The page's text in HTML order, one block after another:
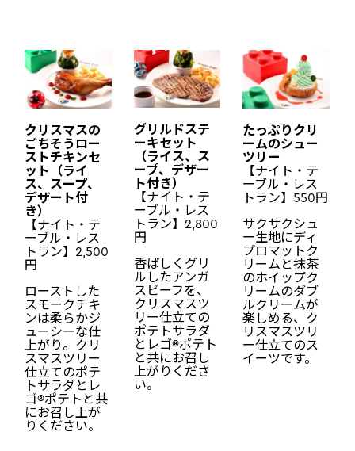
クリスマスの
ごちそうロー
ストチキンセ
ット（ライ
ス、スープ、
デザート付
き）
【ナイト・テ
ーブル・レス
トラン】2,500
円
ローストした
スモークチキ
ンは柔らかジ
ューシーな仕
上がり。クリ
スマスツリー
仕立てのポテ
トサラダとレ
ゴ®ポテトと共
にお召し上が
りください。
グリルドステ
ーキセット
（ライス、ス
ープ、デザー
ト付き）
【ナイト・テ
ーブル・レス
トラン】2,800
円
香ばしくグリ
ルしたアンガ
スビーフを、
クリスマスツ
リー仕立ての
ポテトサラダ
とレゴ®ポテト
と共にお召し
上がりくださ
い。
たっぷりクリ
ームのシュー
ツリー
【ナイト・テ
ーブル・レス
トラン】550円
サクサクシュ
ー生地にディ
プロマットク
リームと抹茶
のホイップク
リームのダブ
ルクリームが
楽しめる、ク
リスマスツリ
ー仕立てのス
イーツです。